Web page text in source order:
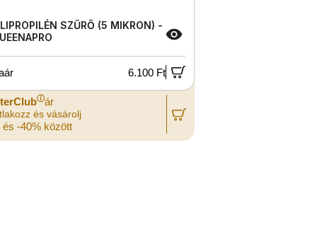
SZŰRŐ (5 MIKRON) -
6.100 Ft
ⓘár
és vásárolj
és -40% között